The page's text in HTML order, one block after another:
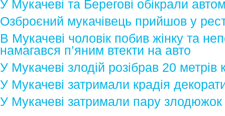
У Мукачеві та Берегові обікрали
Озброєний мукачівець прийшов у
В Мукачеві чоловік побив жінку та
намагався п’яним втекти на авто
У Мукачеві злодій розібрав 20 метрів
У Мукачеві затримали крадія
У Мукачеві затримали пару злодюжок